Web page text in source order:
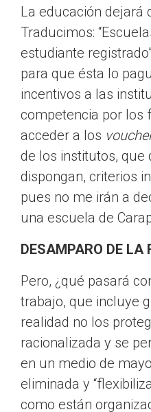
La educación dejará
Traducimos:
estudiante
para que ésta lo
incentivos a las
competencia por los
acceder a los
de los institutos, que
dispongan, criterios
pues no me irán a
una escuela de
DESAMPARO DE LA
Pero, ¿qué pasará
trabajo, que incluye
realidad no los
racionalizada y se
en un medio de
eliminada y
como están